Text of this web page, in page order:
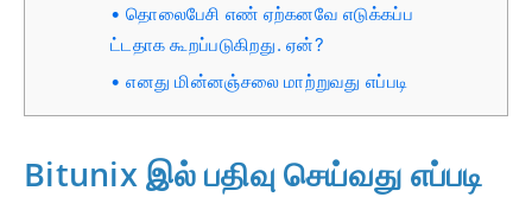
தொலைபேசி எண் ஏற்கனவே எடுக்கப்ப
ட்டதாக கூறப்படுகிறது. ஏன்?
எனது மின்னஞ்சலை மாற்றுவது எப்படி
Bitunix இல் பதிவு செய்வது எப்படி